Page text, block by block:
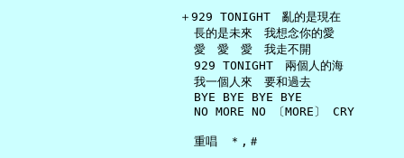
   ＋929 TONIGHT　亂的是現在
     長的是未來　我想念你的愛
     愛　愛　愛　我走不開
     929 TONIGHT　兩個人的海
     我一個人來　要和過去
     BYE BYE BYE BYE
     NO MORE NO 〔MORE〕 CRY
     重唱　＊,＃